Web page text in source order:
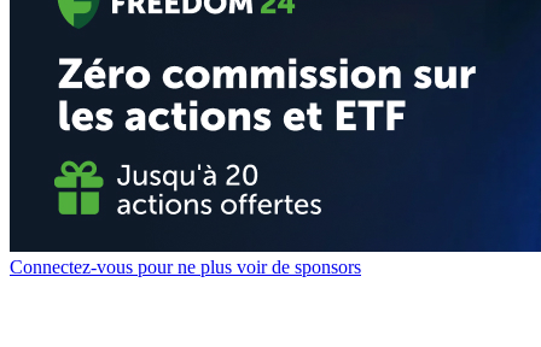
Connectez-vous pour ne plus voir de sponsors